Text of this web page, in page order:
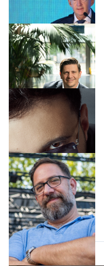
Elszámoltatás
TÁMOGATÓI
TARTALOM
Forbes-sztori